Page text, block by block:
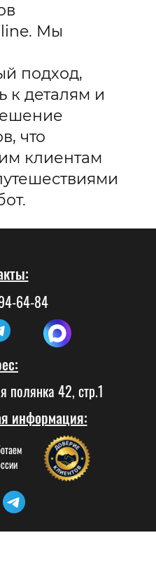
Мы
подход,
к деталям и
что
клиентам
64-84
полянка 42, стр.1
информация: